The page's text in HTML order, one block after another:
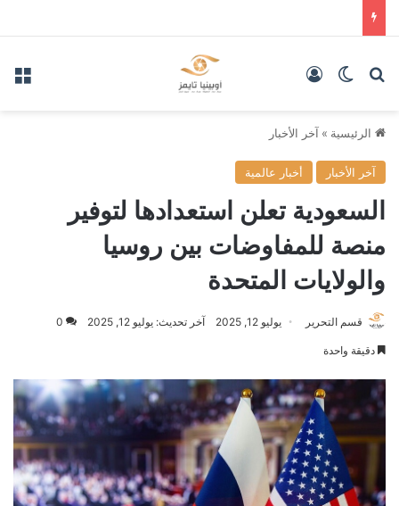
بحث عنالوضع المظلم
الرئيسية » آخر الأخبار
آخر الأخبار أخبار عالمية
السعودية تعلن استعدادها لتوفير
منصة للمفاوضات بين روسيا
والولايات المتحدة
قسم التحرير يوليو 12, 2025 آخر تحديث: يوليو 12, 2025 0
دقيقة واحدة